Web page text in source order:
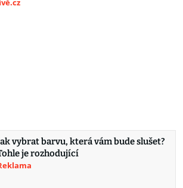
vybrat barvu, která vám bude slušet?
je rozhodující